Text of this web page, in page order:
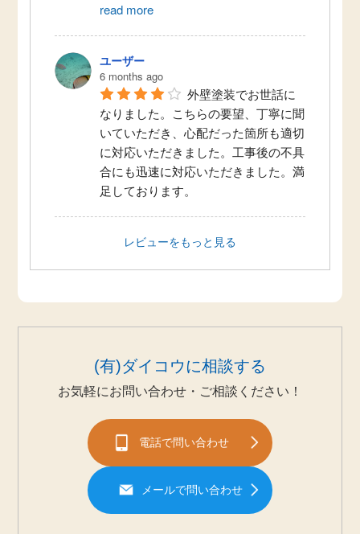
マンションのキッチンリフォームで、
イメージ通りの空間に！海老名市M様邸
read more
ユーザー
6 months ago
外壁塗装でお世話に
なりました。こちらの要望、丁寧に聞
いていただき、心配だった箇所も適切
に対応いただきました。工事後の不具
合にも迅速に対応いただきました。満
足しております。
レビューをもっと見る
(有)ダイコウに相談する
お気軽にお問い合わせ・ご相談ください！
電話で問い合わせ
メールで問い合わせ